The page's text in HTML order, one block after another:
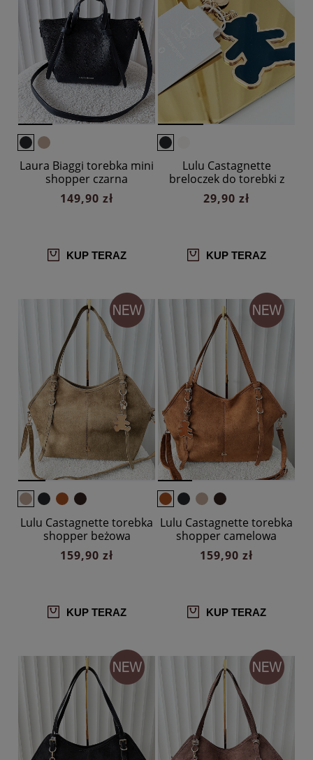
Laura Biaggi torebka mini
shopper czarna
149,90 zł
KUP TERAZ
Lulu Castagnette
breloczek do torebki z
misiem czarny
29,90 zł
KUP TERAZ
Lulu Castagnette torebka
shopper beżowa
ekozamsz
159,90 zł
KUP TERAZ
Lulu Castagnette torebka
shopper camelowa
ekozamsz
159,90 zł
KUP TERAZ